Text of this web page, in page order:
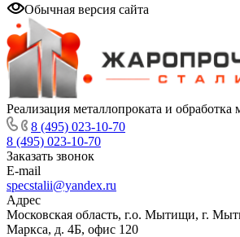
Обычная версия сайта
Реализация металлопроката и обработка
8 (495) 023-10-70
8 (495) 023-10-70
Заказать звонок
E-mail
specstalii@yandex.ru
Адрес
Московская область, г.о. Мытищи, г.
Маркса, д. 4Б, офис 120